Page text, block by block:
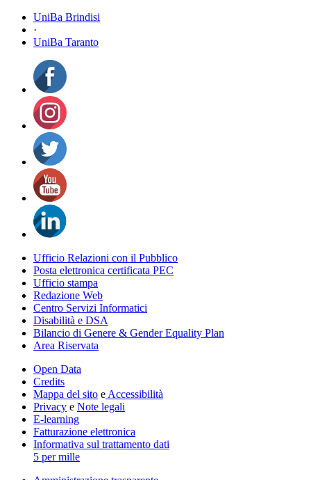
UniBa Brindisi
·
UniBa Taranto
Ufficio Relazioni con il Pubblico
Posta elettronica certificata PEC
Ufficio stampa
Redazione Web
Centro Servizi Informatici
Disabilità e DSA
Bilancio di Genere & Gender Equality Plan
Area Riservata
Open Data
Credits
Mappa del sito e Accessibilità
Privacy e Note legali
E-learning
Fatturazione elettronica
Informativa sul trattamento dati
5 per mille